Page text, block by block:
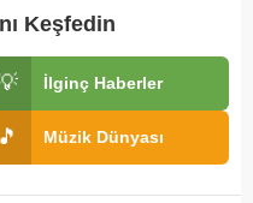
Keşfedin
İlginç Haberler
🎵 Müzik Dünyası